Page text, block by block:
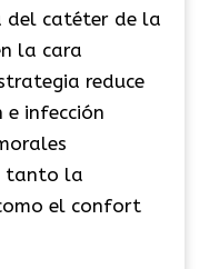
del catéter de la
la cara
reduce
e infección
tanto la
el confort